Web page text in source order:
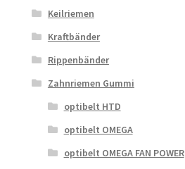
Keilriemen
Kraftbänder
Rippenbänder
Zahnriemen Gummi
optibelt HTD
optibelt OMEGA
optibelt OMEGA FAN POWER